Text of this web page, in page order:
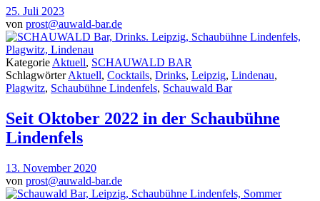
25. Juli 2023
von prost@auwald-bar.de
Kategorie Aktuell, SCHAUWALD BAR
SchlagwörterAktuell, Cocktails, Drinks, Leipzig, Lindenau,
Plagwitz, Schaubühne Lindenfels, Schauwald Bar
Seit Oktober 2022 in der Schaubühne
Lindenfels
13. November 2020
von prost@auwald-bar.de